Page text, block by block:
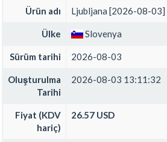
Ürün adı Ljubljana [2026-08-
Ülke Slovenya
Sürüm tarihi 2026-08-03
Oluşturulma
Tarihi
2026-08-03 13:11:32
Fiyat (KDV
hariç)
26.57 USD